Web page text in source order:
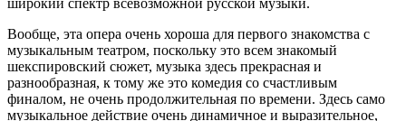
широкий спектр всевозможной русской музыки.
Вообще, эта опера очень хороша для первого знакомства с
музыкальным театром, поскольку это всем знакомый
шекспировский сюжет, музыка здесь прекрасная и
разнообразная, к тому же это комедия со счастливым
финалом, не очень продолжительная по времени. Здесь само
музыкальное действие очень динамичное и выразительное,